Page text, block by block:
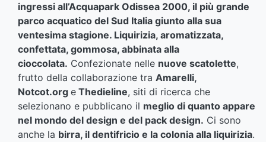
ingressi all’Acquapark Odissea 2000, il più grande
parco acquatico del Sud Italia giunto alla sua
ventesima stagione. Liquirizia, aromatizzata,
confettata, gommosa, abbinata alla
cioccolata. Confezionate nelle nuove scatolette,
frutto della collaborazione tra Amarelli,
Notcot.org e Thedieline, siti di ricerca che
selezionano e pubblicano il meglio di quanto appare
nel mondo del design e del pack design. Ci sono
anche la birra, il dentifricio e la colonia alla liquirizia.